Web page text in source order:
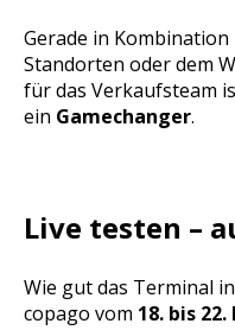
Gerade in Kombination
Standorten oder dem
für das Verkaufsteam
ein Gamechanger.
Live testen –
Wie gut das Terminal
copago vom 18. bis